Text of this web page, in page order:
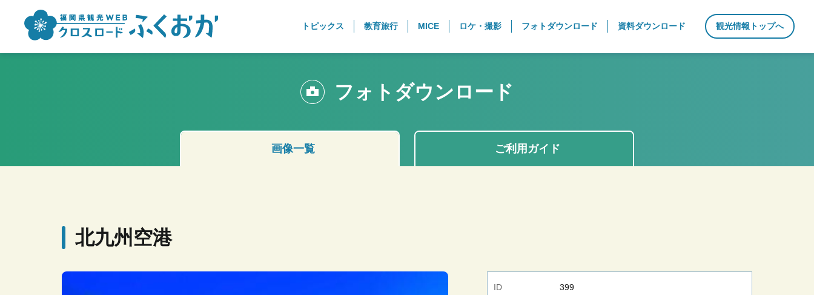
トピックス 教育旅行 MICE ロケ・撮影 フォトダウンロード 資料ダウンロード 観光情報トップへ
フォトダウンロード
画像一覧 ご利用ガイド
北九州空港
ID 399